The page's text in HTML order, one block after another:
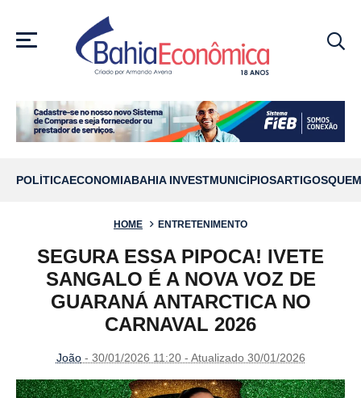
MENU
POLÍTICAECONOMIABAHIA INVESTMUNICÍPIOSARTIGOS
HOME ENTRETENIMENTO
SEGURA ESSA PIPOCA! IVETE
SANGALO É A NOVA VOZ DE
GUARANÁ ANTARCTICA NO
CARNAVAL 2026
João- 30/01/2026 11:20 - Atualizado 30/01/2026